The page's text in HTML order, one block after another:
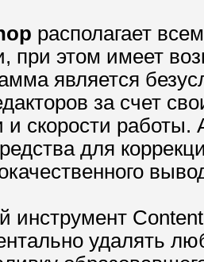
располагает
при этом имеет
является
за счет
скорости работы.
для
инструмент
удалять